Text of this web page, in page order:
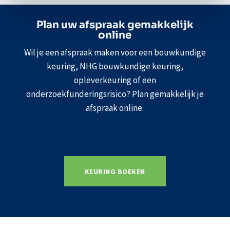
Plan uw afspraak gemakkelijk
online
Wil je een afspraak maken voor een bouwkundige
keuring, NHG bouwkundige keuring,
opleverkeuring of een
onderzoekfunderingsrisico? Plan gemakkelijk je
afspraak online.
KEURING BOEKEN